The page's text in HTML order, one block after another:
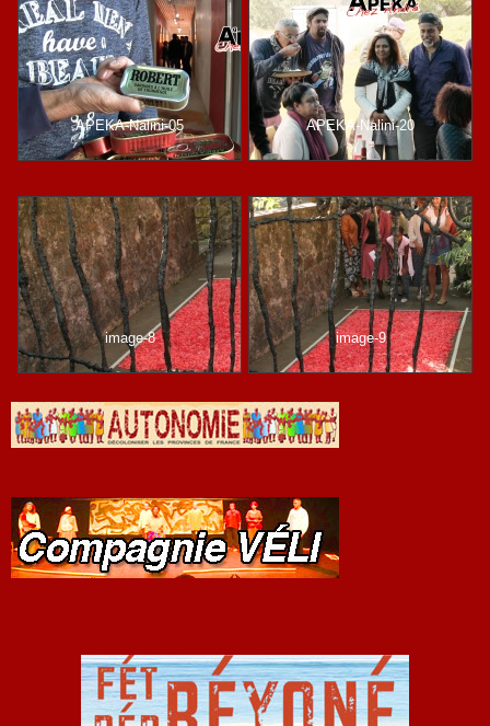
APEKA-Nalini-05 APEKA-Nalini-20
image-8 image-9